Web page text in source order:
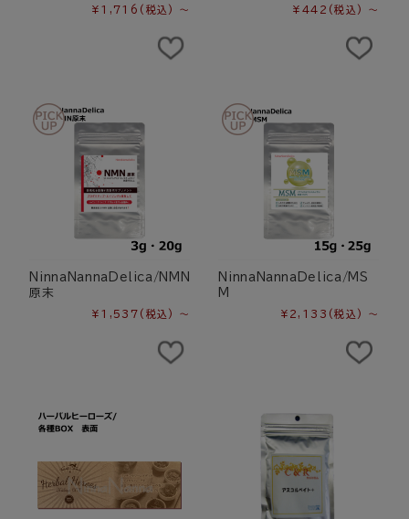
¥1,716 (税込) ～ ¥442 (税込) ～
NinnaNannaDelica/NMN
原末
¥1,537 (税込) ～
NinnaNannaDelica/MS
M
¥2,133 (税込) ～